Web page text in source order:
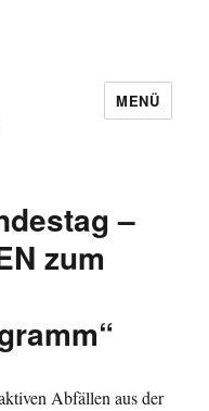
MENÜ
–
zum
Abfällen aus der